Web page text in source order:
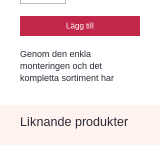
Lägg till
Genom den enkla
monteringen och det
kompletta sortiment har
rostskyddade stålspikar (ej i
Liknande produkter